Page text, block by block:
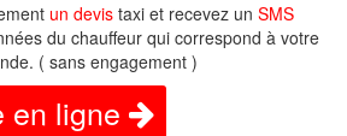
un devis taxi et recevez un SMS
du chauffeur qui correspond à votre
( sans engagement )
en ligne